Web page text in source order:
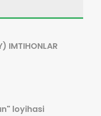
IMTIHONLAR
loyihasi